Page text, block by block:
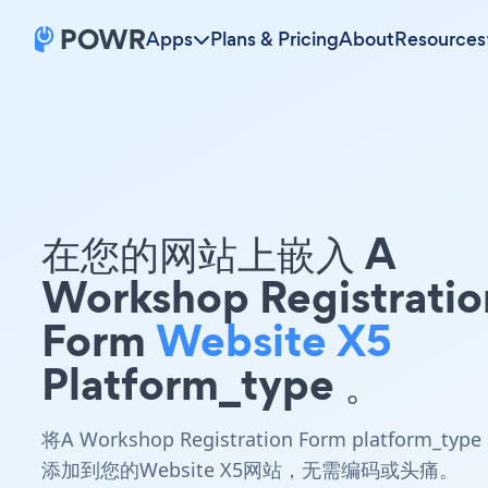
Apps Plans & PricingAboutResources
在您的网站上嵌入 A
Workshop
FormWebsite X5
Platform_type 。
将A Workshop Registration Form platform_type
添加到您的Website X5网站，无需编码或头痛。